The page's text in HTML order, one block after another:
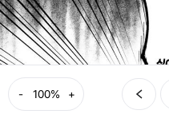
- +